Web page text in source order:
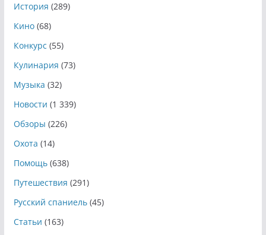
История (289)
Кино(68)
Конкурс (55)
Кулинария (73)
Музыка (32)
Новости (1 339)
Обзоры (226)
Охота (14)
Помощь(638)
Путешествия (291)
Русский спаниель(45)
Статьи (163)